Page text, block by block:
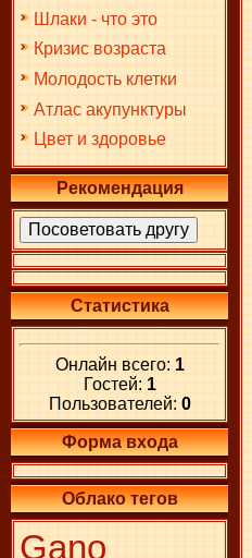
Шлаки - что это
Кризис возраста
Молодость клетки
Атлас акупунктуры
Цвет и здоровье
Рекомендация
Статистика
Онлайн всего: 1
Гостей: 1
Пользователей: 0
Форма входа
Облако тегов
Gano